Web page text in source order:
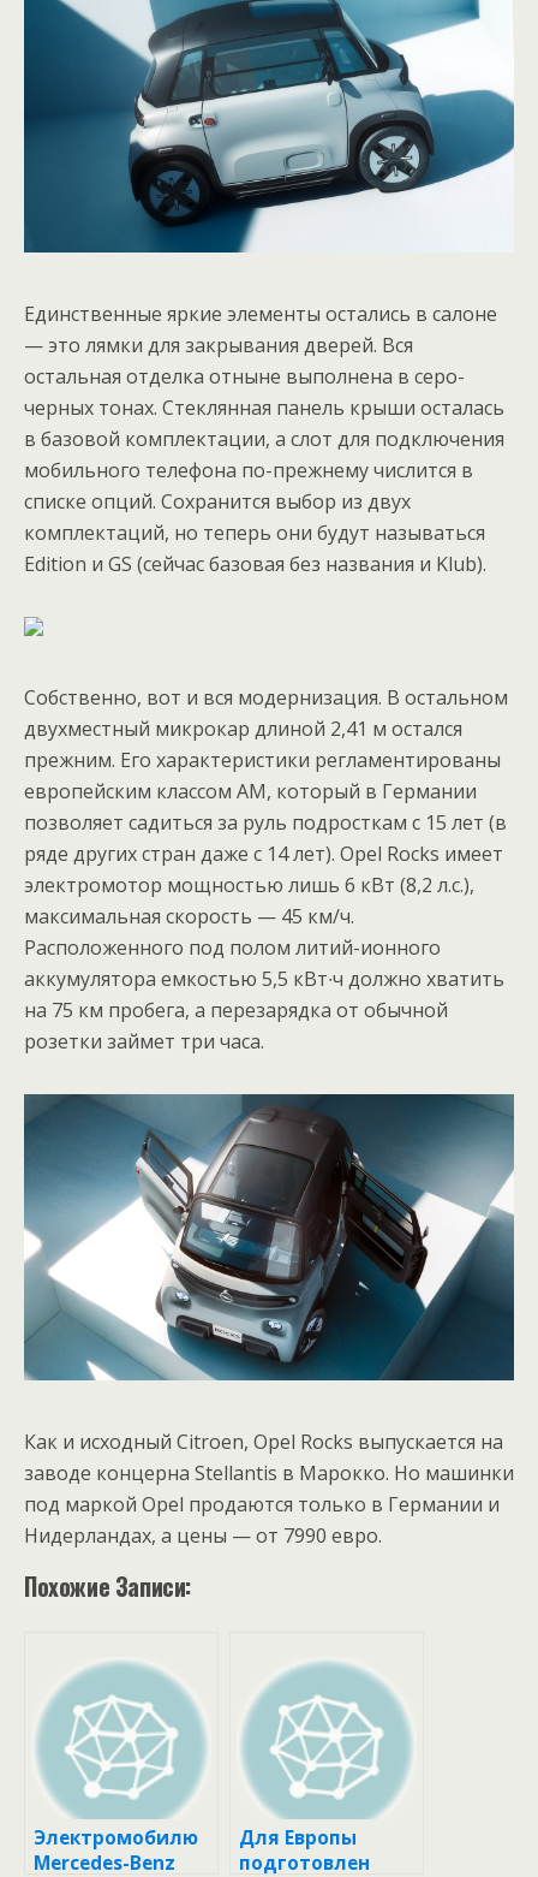
Единственные яркие элементы остались в салоне
— это лямки для закрывания дверей. Вся
остальная отделка отныне выполнена в серо-
черных тонах. Стеклянная панель крыши осталась
в базовой комплектации, а слот для подключения
мобильного телефона по-прежнему числится в
списке опций. Сохранится выбор из двух
комплектаций, но теперь они будут называться
Edition и GS (сейчас базовая без названия и Klub).
Собственно, вот и вся модернизация. В остальном
двухместный микрокар длиной 2,41 м остался
прежним. Его характеристики регламентированы
европейским классом AM, который в Германии
позволяет садиться за руль подросткам с 15 лет (в
ряде других стран даже с 14 лет). Opel Rocks имеет
электромотор мощностью лишь 6 кВт (8,2 л.с.),
максимальная скорость — 45 км/ч.
Расположенного под полом литий-ионного
аккумулятора емкостью 5,5 кВт∙ч должно хватить
на 75 км пробега, а перезарядка от обычной
розетки займет три часа.
Как и исходный Citroen, Opel Rocks выпускается на
заводе концерна Stellantis в Марокко. Но машинки
под маркой Opel продаются только в Германии и
Нидерландах, а цены — от 7990 евро.
Похожие Записи:
Электромобилю
Mercedes-Benz
Для Европы
подготовлен